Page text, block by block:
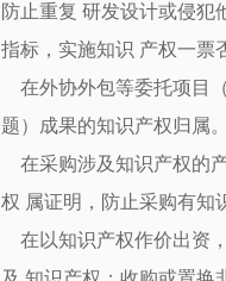
防止重复 研发设计或侵犯
指标，实施知识 产权一票
在外协外包等委托项目
题）成果的知识产权归属
在采购涉及知识产权的
权 属证明，防止采购有知
在以知识产权作价出资